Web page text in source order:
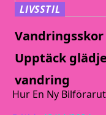
LIVSSTIL
Vandringsskor
Upptäck
vandring
Hur En Ny